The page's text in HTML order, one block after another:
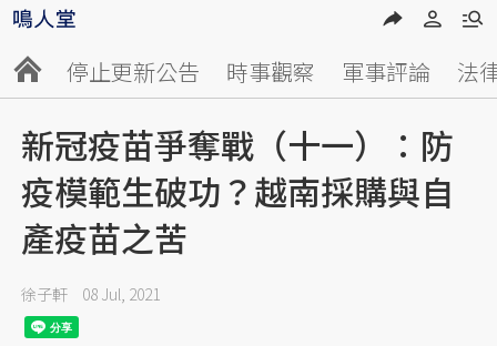
停止更新公告 時事觀察 軍事評論 法
新冠疫苗爭奪戰（十一）：防
疫模範生破功？越南採購與自
產疫苗之苦
徐子軒 08 Jul, 2021